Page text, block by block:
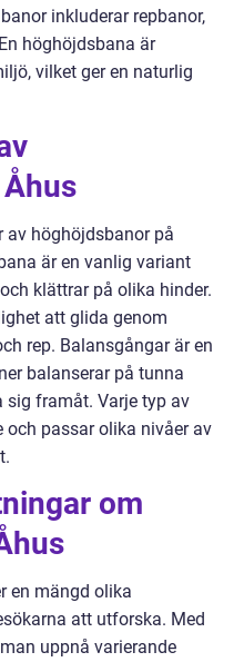
inkluderar repbanor,
höghöjdsbana är
vilket ger en naturlig
av höghöjdsbanor på
är en vanlig variant
klättrar på olika hinder.
att glida genom
rep. Balansgångar är en
balanserar på tunna
sig framåt. Varje typ av
och passar olika nivåer av
om
en mängd olika
att utforska. Med
uppnå varierande